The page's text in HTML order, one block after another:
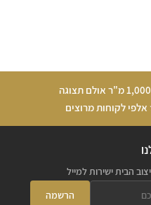
אלפי לקוחות מרוצים
הבית ישירות למייל
הרשמה